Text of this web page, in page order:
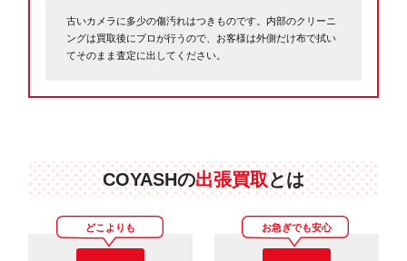
古いカメラに多少の傷汚れはつきものです。内部のクリーニ
ングは買取後にプロが行うので、お客様は外側だけ布で拭い
てそのまま査定に出してください。
COYASHの出張買取とは
どこよりも お急ぎでも安心